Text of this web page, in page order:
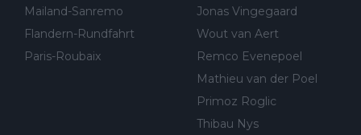
Mailand-Sanremo
Flandern-Rundfahrt
Paris-Roubaix
Jonas Vingegaard
Wout van Aert
Remco Evenepoel
Mathieu van der Poel
Primoz Roglic
Thibau Nys